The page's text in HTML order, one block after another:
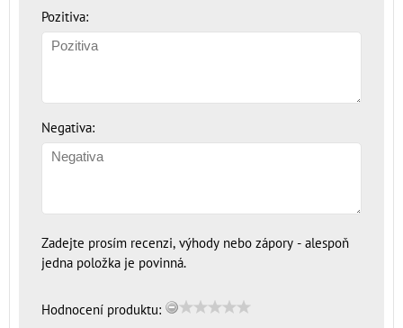
Pozitiva:
Negativa:
Zadejte prosím recenzi, výhody nebo zápory - alespoň
jedna položka je povinná.
Hodnocení produktu: